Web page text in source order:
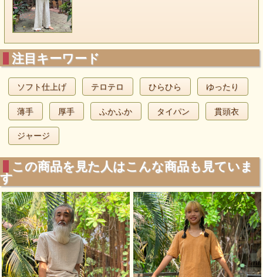
注目キーワード
ソフト仕上げ テロテロ ひらひら ゆったり
薄手 厚手 ふかふか タイパン 貫頭衣
ジャージ
この商品を見た人はこんな商品も見ていま
す